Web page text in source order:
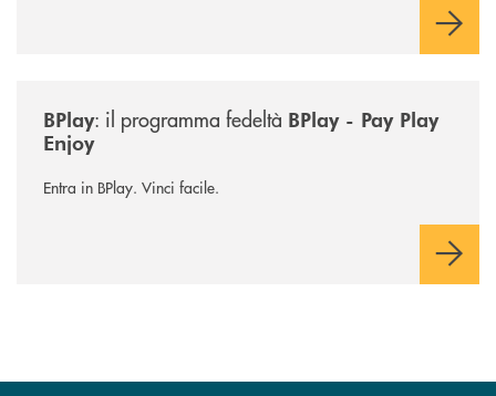
BPlay: il programma fedeltà BPlay - Pay Play
Enjoy
Entra in BPlay. Vinci facile.